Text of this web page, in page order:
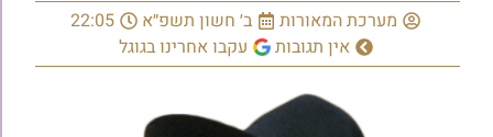
מערכת המאורות ב׳ חשון תשפ״א
22:05
אין תגובות
עקבו אחרינו בגוגל